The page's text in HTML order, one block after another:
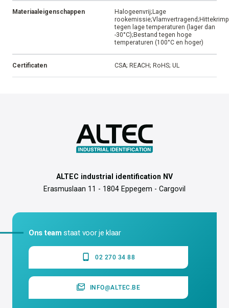
Materiaaleigenschappen
Halogeenvrij;Lage
tegen lage temperaturen (lager dan
-30°C);Bestand tegen hoge
temperaturen (100°C en hoger)
Certificaten CSA; REACH; RoHS; UL
ALTEC industrial identification NV
Erasmuslaan 11 - 1804 Eppegem - Cargovil
Ons team staat voor je klaar
02 270 34 88
INFO@ALTEC.BE